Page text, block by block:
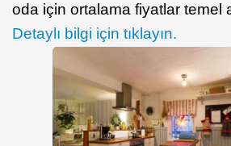
oda için ortalama fiyatlar temel
Detaylı bilgi için tıklayın.